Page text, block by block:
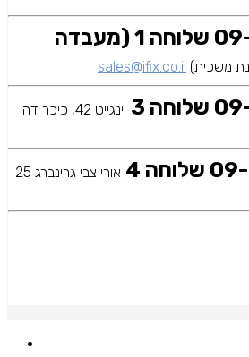
09-7739940 שלוחה 1 (מעבדה
sales@ifix.co.il
3
וינגייט 42, כיכר דה
4
אורי צבי גרינברג 25